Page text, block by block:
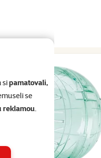
sipamatovali,
se
reklamou.